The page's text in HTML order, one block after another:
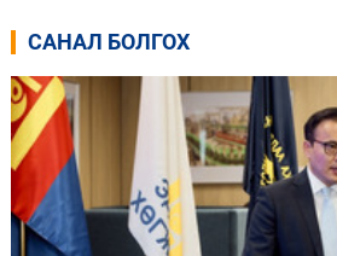
САНАЛ БОЛГОХ